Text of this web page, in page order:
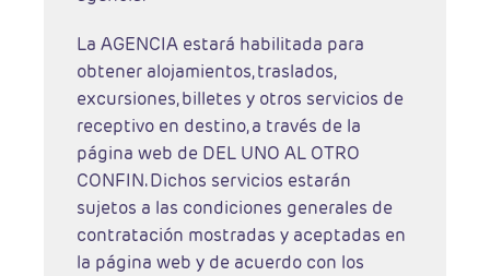
La AGENCIA estará habilitada para
obtener alojamientos, traslados,
excursiones, billetes y otros servicios de
receptivo en destino, a través de la
página web de DEL UNO AL OTRO
CONFIN. Dichos servicios estarán
sujetos a las condiciones generales de
contratación mostradas y aceptadas en
la página web y de acuerdo con los